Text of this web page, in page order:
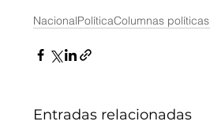
NacionalPolíticaColumnas políticas
Entradas relacionadas